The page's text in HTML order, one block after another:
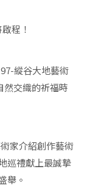
程！
縱谷大地藝術
然交織的祈福時
家介紹創作藝術
巡禮獻上最誠摯
舉。